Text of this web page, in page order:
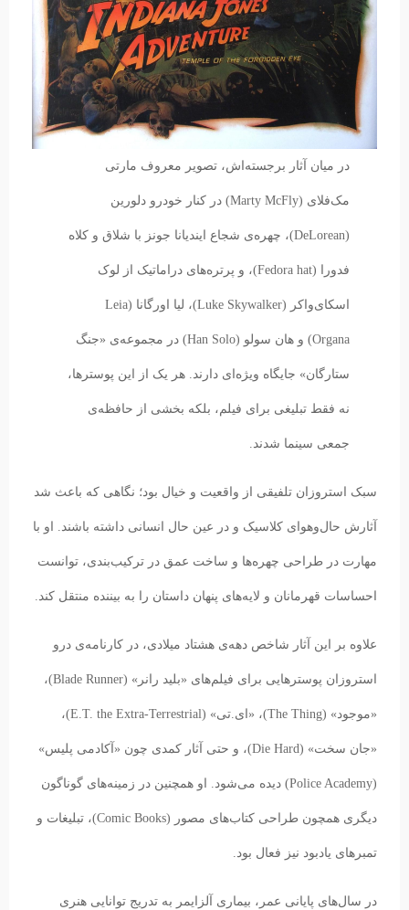
در میان آثار برجسته‌اش، تصویر معروف مارتی
مک‌فلای (Marty McFly) در کنار خودرو دلورین
(DeLorean)، چهره‌ی شجاع ایندیانا جونز با شلاق و کلاه
فدورا (Fedora hat)، و پرتره‌های دراماتیک از لوک
اسکای‌واکر (Luke Skywalker)، لیا اورگانا (Leia
Organa) و هان سولو (Han Solo) در مجموعه‌ی «جنگ
ستارگان» جایگاه ویژه‌ای دارند. هر یک از این پوسترها،
نه فقط تبلیغی برای فیلم، بلکه بخشی از حافظه‌ی
جمعی سینما شدند.
سبک استروزان تلفیقی از واقعیت و خیال بود؛ نگاهی که باعث شد
آثارش حال‌و‌هوای کلاسیک و در عین حال انسانی داشته باشند. او با
مهارت در طراحی چهره‌ها و ساخت عمق در ترکیب‌بندی، توانست
احساسات قهرمانان و لایه‌های پنهان داستان را به بیننده منتقل کند.
علاوه بر این آثار شاخص دهه‌ی هشتاد میلادی، در کارنامه‌ی درو
استروزان پوسترهایی برای فیلم‌های «بلید رانر» (Blade Runner)،
«موجود» (The Thing)، «ای.تی» (E.T. the Extra-Terrestrial)،
«جان سخت» (Die Hard)، و حتی آثار کمدی چون «آکادمی پلیس»
(Police Academy) دیده می‌شود. او همچنین در زمینه‌های گوناگون
دیگری همچون طراحی کتاب‌های مصور (Comic Books)، تبلیغات و
تمبرهای یادبود نیز فعال بود.
در سال‌های پایانی عمر، بیماری آلزایمر به تدریج توانایی هنری